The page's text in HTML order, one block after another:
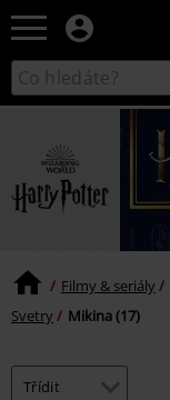
Katalog
vyhledávání
Filmy & seriály
Svetry
Mikina (17)